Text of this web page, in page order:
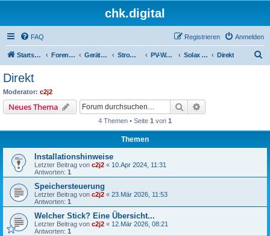
chk.digital
FAQ Anmelden
Registrieren
Startseite Foren-Übersicht Geräte (Wallboxen, Stromquellen, Autos) Stromquellen (PV, Speichersysteme, Smartmeter, Leseköpfe, ...) PV-Wechselrichter (ggf. mit angeschlossenem Speicher) Solax Hybrid/Q-Cells Direkt
Direkt
Moderator: c2j2
Neues Thema Suche
4 Themen • Seite 1 von 1
Themen
Installationshinweise
Letzter Beitrag von c2j2 « 10.Apr 2024, 11:31
Antworten: 1
Speichersteuerung
Letzter Beitrag von c2j2 « 23.Mär 2026, 11:53
Antworten: 1
Welcher Stick? Eine Übersicht...
Letzter Beitrag von c2j2 « 12.Mär 2026, 08:21
Antworten: 1